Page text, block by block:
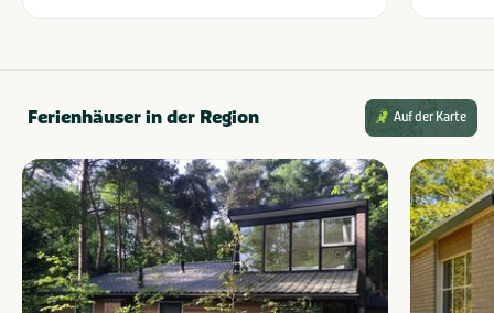
Ferienhäuser in der Region Auf der Karte